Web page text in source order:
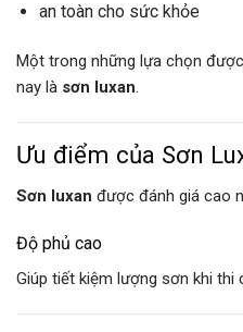
an toàn cho sức khỏe
Một trong những lựa chọn
nay là sơn luxan.
Ưu điểm của Sơn
Sơn luxan được đánh giá cao
Độ phủ cao
Giúp tiết kiệm lượng sơn khi thi